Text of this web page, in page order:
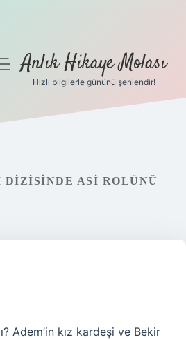
Anlık Hikaye Molası
Hızlı bilgilerle gününü şenlendir!
DIZISINDE ASI ROLÜNÜ
Adem’in kız kardeşi ve Bekir